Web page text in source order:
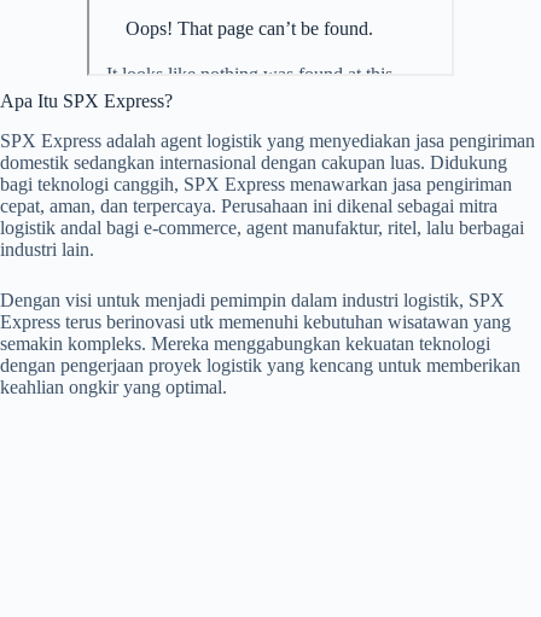
Apa Itu SPX Express?
SPX Express adalah agent logistik yang menyediakan jasa pengiriman
domestik sedangkan internasional dengan cakupan luas. Didukung
bagi teknologi canggih, SPX Express menawarkan jasa pengiriman
cepat, aman, dan terpercaya. Perusahaan ini dikenal sebagai mitra
logistik andal bagi e-commerce, agent manufaktur, ritel, lalu berbagai
industri lain.
Dengan visi untuk menjadi pemimpin dalam industri logistik, SPX
Express terus berinovasi utk memenuhi kebutuhan wisatawan yang
semakin kompleks. Mereka menggabungkan kekuatan teknologi
dengan pengerjaan proyek logistik yang kencang untuk memberikan
keahlian ongkir yang optimal.